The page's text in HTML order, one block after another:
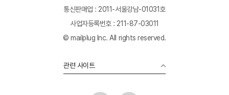
통신판매업 : 2011-서울강남-01031호
사업자등록번호 : 211-87-03011
© mailplug Inc. All rights reserved.
관련 사이트